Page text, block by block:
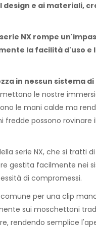
e ai materiali,
NX rompe
la facilità d'uso e
in nessun sistema
le nostre
le mani calde ma
fredde possono rovinare
serie NX, che si tratti
gestita facilmente nei
di compromessi.
per una clip
sui moschettoni
rendendo semplice